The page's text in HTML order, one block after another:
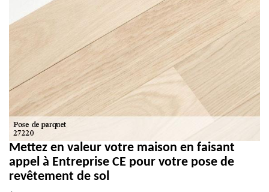
Mettez en valeur votre maison en faisant
appel à Entreprise CE pour votre pose de
revêtement de sol